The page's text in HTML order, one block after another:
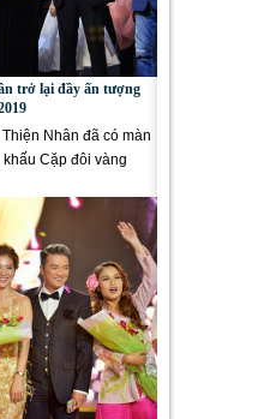
trở lại đầy ấn tượng
Nhân đã có màn
Cặp đôi vàng